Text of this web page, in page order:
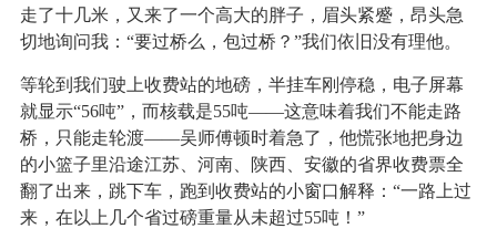
走了十几米，又来了一个高大的胖子，眉头紧蹙，昂头急
切地询问我：“要过桥么，包过桥？”我们依旧没有理他。
等轮到我们驶上收费站的地磅，半挂车刚停稳，电子屏幕
就显示“56吨”，而核载是55吨——这意味着我们不能走路
桥，只能走轮渡——吴师傅顿时着急了，他慌张地把身边
的小篮子里沿途江苏、河南、陕西、安徽的省界收费票全
翻了出来，跳下车，跑到收费站的小窗口解释：“一路上过
来，在以上几个省过磅重量从未超过55吨！”